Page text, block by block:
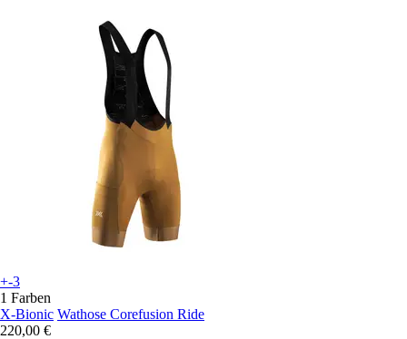
+-3
1 Farben
X-Bionic Wathose Corefusion Ride
220,00 €